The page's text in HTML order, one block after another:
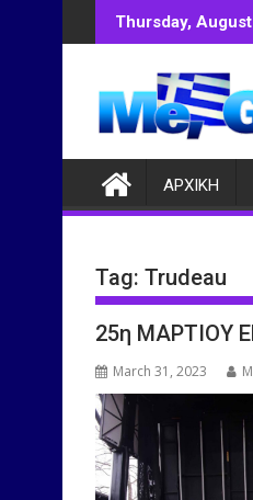
to
Thursday,
ΑΡΧΙΚΗ
Tag: Trudeau
25η ΜΑΡΤΙΟΥ
March 31, 2023